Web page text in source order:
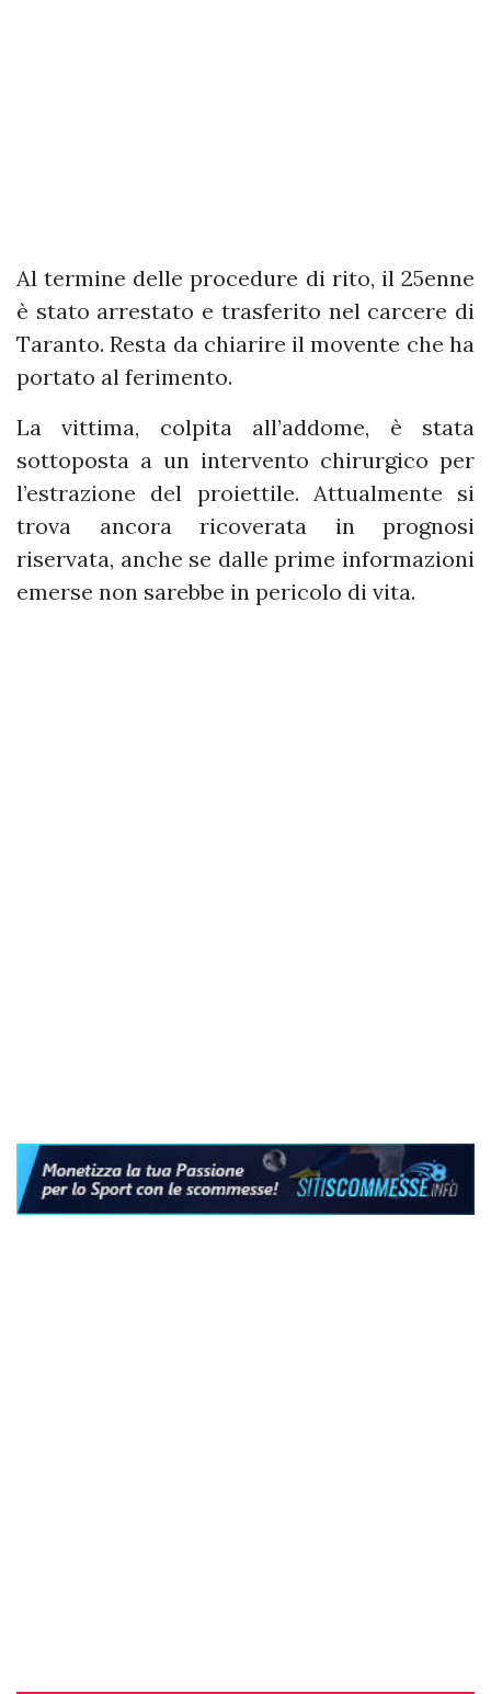
Al termine delle procedure di rito, il 25enne
è stato arrestato e trasferito nel carcere di
Taranto. Resta da chiarire il movente che ha
portato al ferimento.
La vittima, colpita all’addome, è stata
sottoposta a un intervento chirurgico per
l’estrazione del proiettile. Attualmente si
trova ancora ricoverata in prognosi
riservata, anche se dalle prime informazioni
emerse non sarebbe in pericolo di vita.